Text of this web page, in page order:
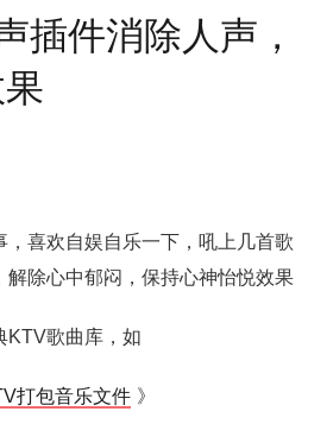
插件消除人声，
，喜欢自娱自乐一下，吼上几首歌
解除心中郁闷，保持心神怡悦效果
KTV歌曲库，如
打包音乐文件 》